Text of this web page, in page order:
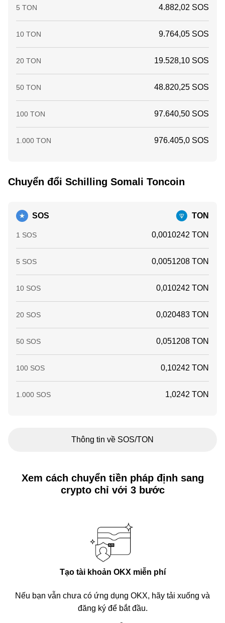
5 TON 4.882,02 SOS
10 TON 9.764,05 SOS
20 TON 19.528,10 SOS
50 TON 48.820,25 SOS
100 TON 97.640,50 SOS
1.000 TON 976.405,0 SOS
Chuyển đổi Schilling Somali Toncoin
SOS TON
1 SOS 0,0010242 TON
5 SOS 0,0051208 TON
10 SOS 0,010242 TON
20 SOS 0,020483 TON
50 SOS 0,051208 TON
100 SOS 0,10242 TON
1.000 SOS 1,0242 TON
Thông tin về SOS/TON
Xem cách chuyển tiền pháp định sang
crypto chỉ với 3 bước
Tạo tài khoản OKX miễn phí
Nếu bạn vẫn chưa có ứng dụng OKX, hãy tải xuống và
đăng ký để bắt đầu.